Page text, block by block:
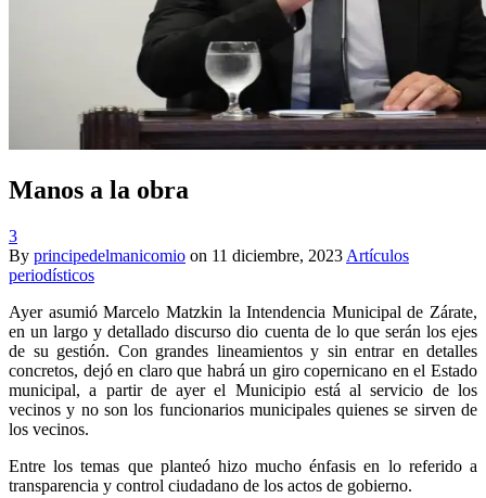
Manos a la obra
3
By principedelmanicomio on 11 diciembre, 2023 Artículos
periodísticos
Ayer asumió Marcelo Matzkin la Intendencia Municipal de Zárate,
en un largo y detallado discurso dio cuenta de lo que serán los ejes
de su gestión. Con grandes lineamientos y sin entrar en detalles
concretos, dejó en claro que habrá un giro copernicano en el Estado
municipal, a partir de ayer el Municipio está al servicio de los
vecinos y no son los funcionarios municipales quienes se sirven de
los vecinos.
Entre los temas que planteó hizo mucho énfasis en lo referido a
transparencia y control ciudadano de los actos de gobierno.